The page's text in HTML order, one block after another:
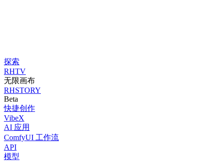
探索
RHTV
无限画布
RHSTORY
Beta
快捷创作
VibeX
AI 应用
ComfyUI 工作流
API
模型